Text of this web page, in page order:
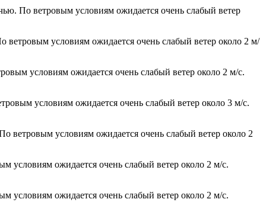
По ветровым условиям ожидается очень слабый ветер
ветровым условиям ожидается очень слабый ветер около 2 м/
условиям ожидается очень слабый ветер около 2 м/с.
условиям ожидается очень слабый ветер около 3 м/с.
ветровым условиям ожидается очень слабый ветер около 2
условиям ожидается очень слабый ветер около 2 м/с.
условиям ожидается очень слабый ветер около 2 м/с.